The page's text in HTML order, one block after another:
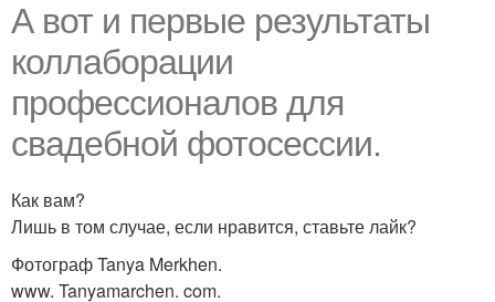
А вот и первые результаты
коллаборации
профессионалов для
свадебной фотосессии.
Как вам?
Лишь в том случае, если нравится, ставьте лайк?
Фотограф Tanya Merkhen.
www. Tanyamarchen. com.